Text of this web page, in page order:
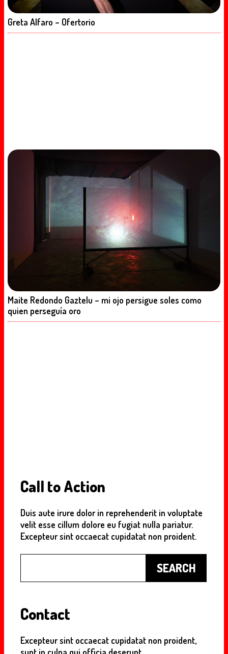
Greta Alfaro – Ofertorio
Maite Redondo Gaztelu – mi ojo persigue soles como
quien perseguía oro
Call to Action
Duis aute irure dolor in reprehenderit in voluptate
velit esse cillum dolore eu fugiat nulla pariatur.
Excepteur sint occaecat cupidatat non proident.
SEARCH
Contact
Excepteur sint occaecat cupidatat non proident,